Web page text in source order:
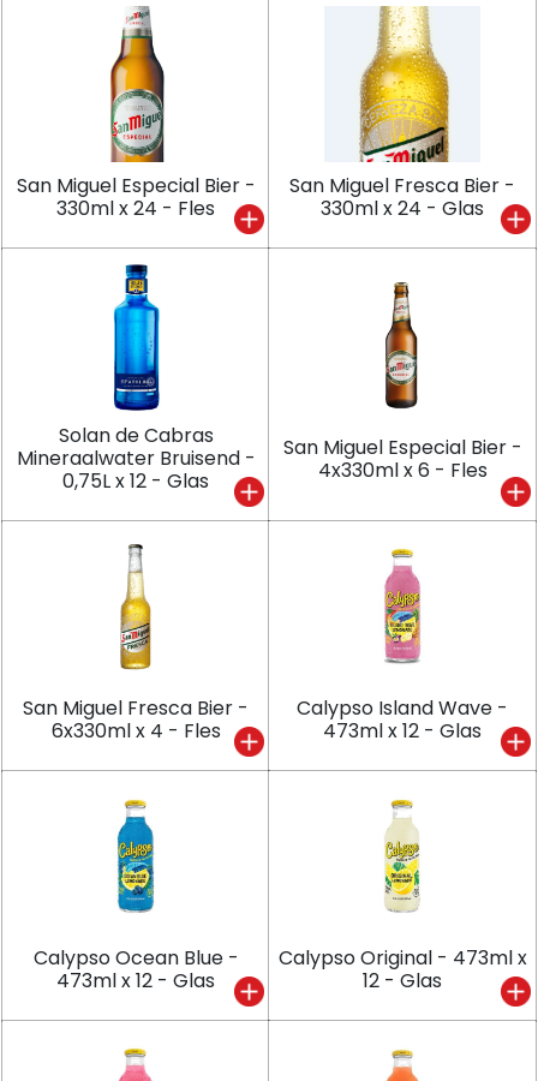
San Miguel Especial Bier -
330ml x 24 - Fles
San Miguel Fresca Bier -
330ml x 24 - Glas
Solan de Cabras
Mineraalwater Bruisend -
0,75L x 12 - Glas
San Miguel Especial Bier -
4x330ml x 6 - Fles
San Miguel Fresca Bier -
6x330ml x 4 - Fles
Calypso Island Wave -
473ml x 12 - Glas
Calypso Ocean Blue -
473ml x 12 - Glas
Calypso Original - 473ml x
12 - Glas